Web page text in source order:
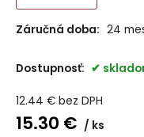
Záručná doba: 24
Dostupnosť:
12.44 € bez DPH
15.30 € ks